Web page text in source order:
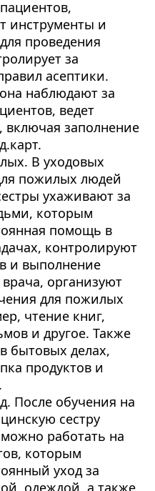
инструменты и
проведения
за
асептики.
наблюдают за
ведет
включая заполнение
В уходовых
пожилых людей
ухаживают за
которым
помощь в
контролируют
и выполнение
организуют
для пожилых
чтение книг,
и другое. Также
бытовых делах,
продуктов и
После обучения на
сестру
работать на
которым
уход за